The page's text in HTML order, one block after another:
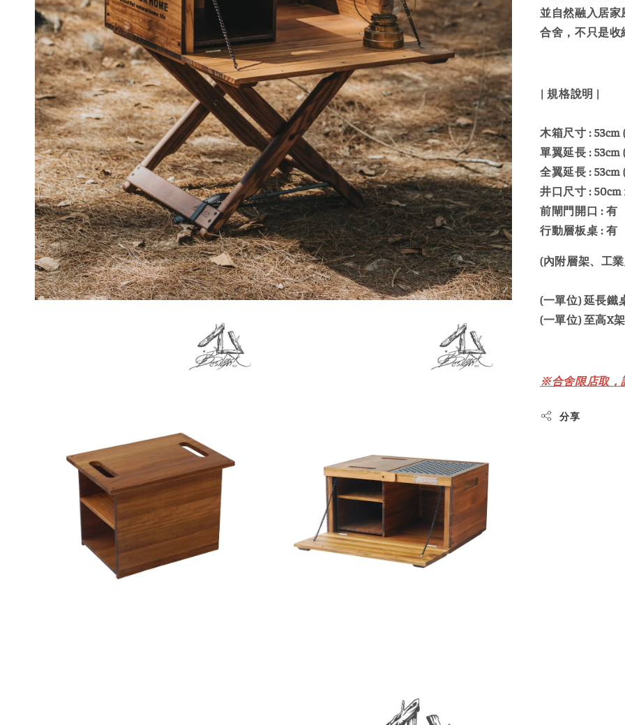
並自然融入居家
合舍，不只是收
| 規格說明 |
木箱尺寸 : 53cm
單翼延長 : 53cm
全翼延長 : 53cm
井口尺寸 : 50cm
前閘門開口 : 有
行動層板桌 : 有
(內附層架、工
(一單位) 延長鐵
(一單位) 至高X
※合舍限店取，
分享